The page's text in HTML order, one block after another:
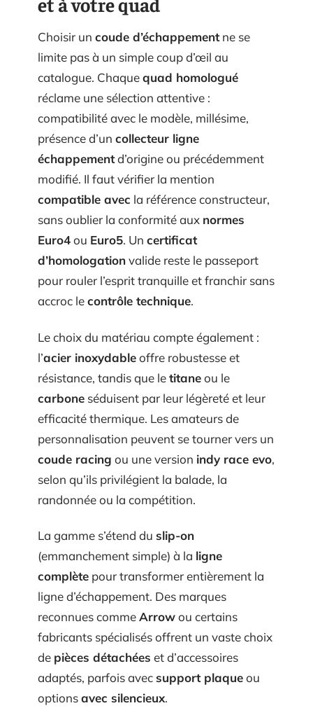
Choisir un coude d’échappementne se
limite pas à un simple coup d’œil au
catalogue. Chaquequad homologué
réclame une sélection attentive :
compatibilité avec le modèle, millésime,
présence d’un collecteur ligne
échappementd’origine ou précédemment
modifié. Il faut vérifier la mention
compatible avec la référence constructeur,
sans oublier la conformité aux normes
Euro4ou Euro5. Un certificat
d’homologationvalide reste le passeport
pour rouler l’esprit tranquille et franchir sans
accroc lecontrôle technique.
Le choix du matériau compte également :
l’acier inoxydableoffre robustesse et
résistance, tandis que letitaneou le
carbone séduisent par leur légèreté et leur
efficacité thermique. Les amateurs de
personnalisation peuvent se tourner vers un
coude racing ou une version indy race evo,
selon qu’ils privilégient la balade, la
randonnée ou la compétition.
La gamme s’étend du slip-on
(emmanchement simple) à la ligne
complète pour transformer entièrement la
ligne d’échappement. Des marques
reconnues commeArrowou certains
fabricants spécialisés offrent un vaste choix
de pièces détachées et d’accessoires
adaptés, parfois avecsupport plaqueou
optionsavec silencieux.